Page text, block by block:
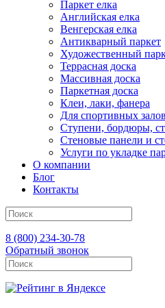
Паркет елка
Английская елка
Венгерская елка
Антикварный паркет
Художественный
Террасная доска
Массивная доска
Паркетная доска
Клеи, лаки, фанера
Для спортивных залов
Ступени, бордюры,
Стеновые панели и
Услуги по укладке
О компании
Блог
Контакты
8 (800) 234-30-78
Обратный звонок